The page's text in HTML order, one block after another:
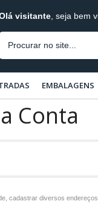
visitante , seja bem
EMBALAGENS
Conta
cadastrar diversos endereços,